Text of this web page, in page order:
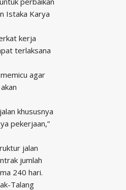
Istaka Karya
kerja
terlaksana
agar
khususnya
pekerjaan,”
jalan
jumlah
240 hari.
Talang